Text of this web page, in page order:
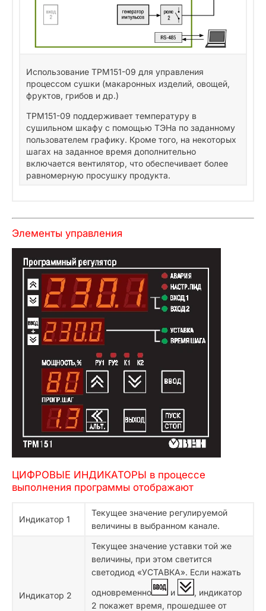
Использование ТРМ151-09 для управления
процессом сушки (макаронных изделий, овощей,
фруктов, грибов и др.)
ТРМ151-09 поддерживает температуру в
сушильном шкафу с помощью ТЭНа по заданному
пользователем графику. Кроме того, на некоторых
шагах на заданное время дополнительно
включается вентилятор, что обеспечивает более
равномерную просушку продукта.
Элементы управления
ЦИФРОВЫЕ ИНДИКАТОРЫ в процессе
выполнения программы отображают
Индикатор 1
Текущее значение регулируемой
величины в выбранном канале.
Индикатор 2
Текущее значение уставки той же
величины, при этом светится
светодиод «УСТАВКА». Если нажать
одновременно
и
, индикатор
2 покажет время, прошедшее от